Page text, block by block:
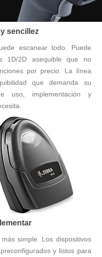
sencillez
escanear todo. Puede
1D/2D asequible que no
por precio. La línea
que demanda su
uso, implementación y
simple. Los dispositivos
y listos para